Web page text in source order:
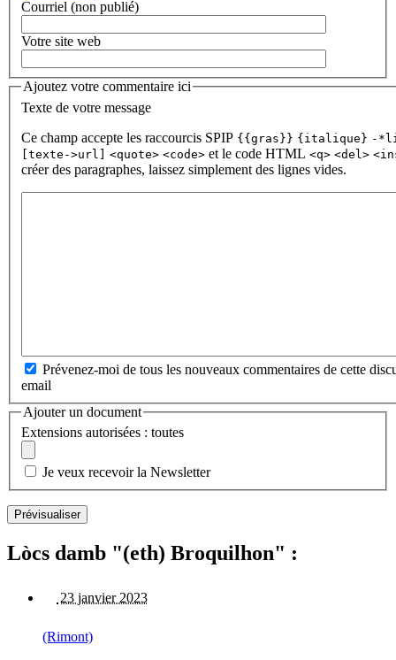
Courriel (non publié)
Votre site web
Ajoutez votre commentaire ici
Texte de votre message
Ce champ accepte les raccourcis SPIP {{gras}} {italique} -
[texte->url] <quote> <code> et le code HTML <q> <del>
créer des paragraphes, laissez simplement des lignes vides.
Prévenez-moi de tous les nouveaux commentaires de cette
email
Ajouter un document
Extensions autorisées : toutes
Je veux recevoir la Newsletter
Lòcs damb "(eth) Broquilhon" :
23 janvier 2023
(Rimont)